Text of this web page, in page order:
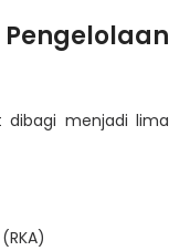
dibagi menjadi lima